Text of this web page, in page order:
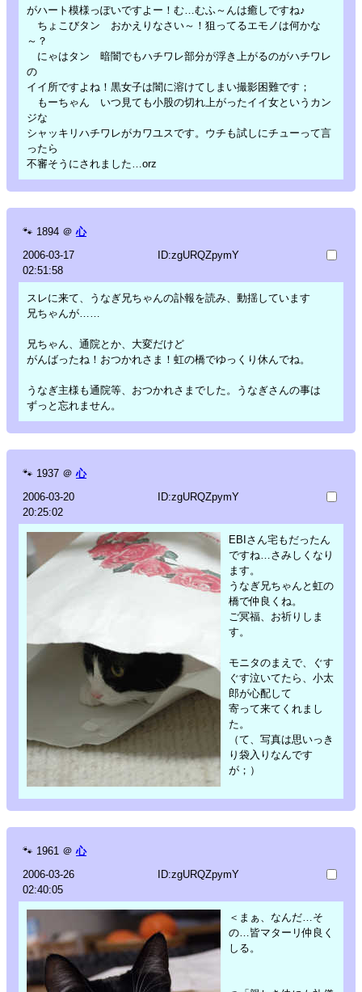
がハート模様っぽいですよー！む…むふ～んは癒しですね♪
ちょこびタン おかえりなさい～！狙ってるエモノは何かな
～？
にゃはタン 暗闇でもハチワレ部分が浮き上がるのがハチワレ
の
イイ所ですよね！黒女子は闇に溶けてしまい撮影困難です；
もーちゃん いつ見ても小股の切れ上がったイイ女というカン
ジな
シャッキリハチワレがカワユスです。ウチも試しにチューって言
ったら
不審そうにされました…orz
🐾 1894 ＠ 心
2006-03-17
02:51:58
ID:zgURQZpymY
スレに来て、うなぎ兄ちゃんの訃報を読み、動揺しています
兄ちゃんが……
兄ちゃん、通院とか、大変だけど
がんばったね！おつかれさま！虹の橋でゆっくり休んでね。
うなぎ主様も通院等、おつかれさまでした。うなぎさんの事は
ずっと忘れません。
🐾 1937 ＠ 心
2006-03-20
20:25:02
ID:zgURQZpymY
EBIさん宅もだったん
ですね…さみしくなり
ます。
うなぎ兄ちゃんと虹の
橋で仲良くね。
ご冥福、お祈りしま
す。
モニタのまえで、ぐす
ぐす泣いてたら、小太
郎が心配して
寄って来てくれまし
た。
（て、写真は思いっき
り袋入りなんです
が；）
🐾 1961 ＠ 心
2006-03-26
02:40:05
ID:zgURQZpymY
＜まぁ、なんだ…そ
の…皆マターリ仲良く
しる。